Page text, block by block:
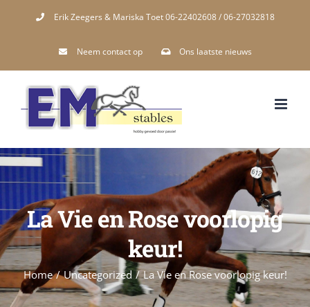
Erik Zeegers & Mariska Toet 06-22402608 / 06-27032818
Neem contact op Ons laatste nieuws
La Vie en Rose voorlopig
keur!
Home / Uncategorized / La Vie en Rose voorlopig keur!